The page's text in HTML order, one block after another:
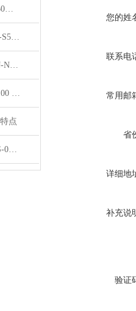
ATOS比例阀RZMO-A-010/50特点
ATOS比例阀DHZO-AE-071-S5/I现货
ATOS比例阀DPZO-LEB-SN-NP-271-L5/I现货
ATOS比例阀RZMO-A-030/100 20天津总经销
点
ATOS比例阀RZMO-AES-PS-030/315参数
您的姓
联系电
常用邮
省
详细地
补充说
验证